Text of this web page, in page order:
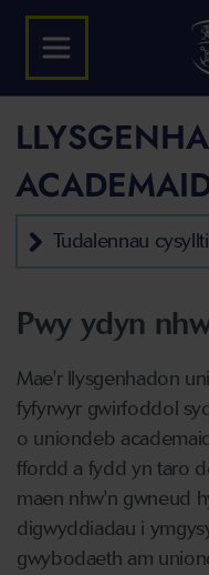
Tudalennau
Pwy ydyn
Mae'r llysgenhadon
fyfyrwyr gwirfoddol
o uniondeb
ffordd a fydd yn taro
maen nhw'n gwneud
digwyddiadau i
gwybodaeth am